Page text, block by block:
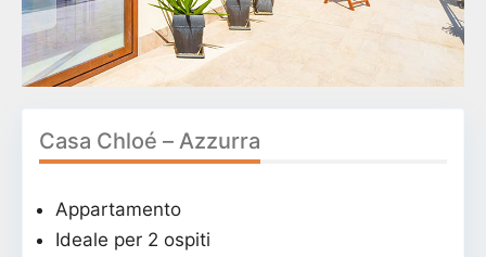
Casa Chloé – Azzurra
Appartamento
Ideale per 2 ospiti